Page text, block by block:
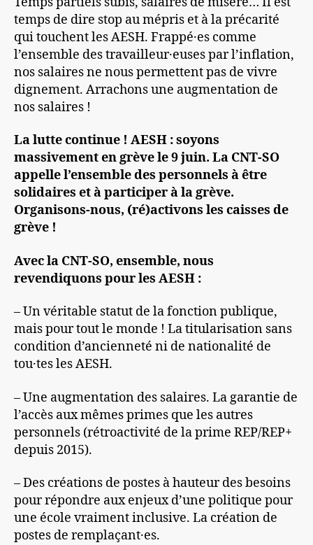
temps de dire stop au mépris et à la précarité
qui touchent les AESH. Frappé·es comme
l’ensemble des travailleur·euses par l’inflation,
nos salaires ne nous permettent pas de vivre
dignement. Arrachons une augmentation de
nos salaires !
La lutte continue ! AESH : soyons
massivement en grève le 9 juin. La CNT-SO
appelle l’ensemble des personnels à être
solidaires et à participer à la grève.
Organisons-nous, (ré)activons les caisses de
grève !
Avec la CNT-SO, ensemble, nous
revendiquons pour les AESH :
– Un véritable statut de la fonction publique,
mais pour tout le monde ! La titularisation sans
condition d’ancienneté ni de nationalité de
tou·tes les AESH.
– Une augmentation des salaires. La garantie de
l’accès aux mêmes primes que les autres
personnels (rétroactivité de la prime REP/REP+
depuis 2015).
– Des créations de postes à hauteur des besoins
pour répondre aux enjeux d’une politique pour
une école vraiment inclusive. La création de
postes de remplaçant·es.